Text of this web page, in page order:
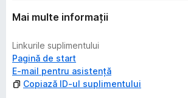
Mai multe informații
Linkurile suplimentului
Pagină de start
E-mail pentru asistență
Copiază ID-ul suplimentului